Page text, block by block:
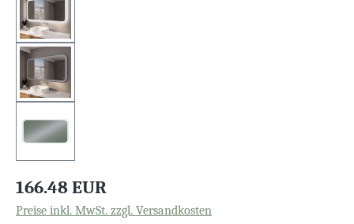
166.48 EUR
Preise inkl. MwSt. zzgl. Versandkosten